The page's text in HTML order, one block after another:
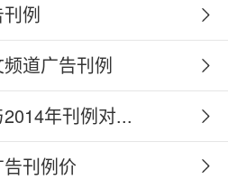
例
道广告刊例
年刊例对...
刊例价